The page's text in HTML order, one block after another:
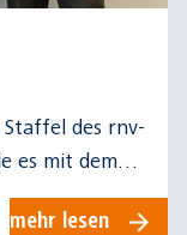
des rnv-
es mit dem
kurz fips,
mehr lesen